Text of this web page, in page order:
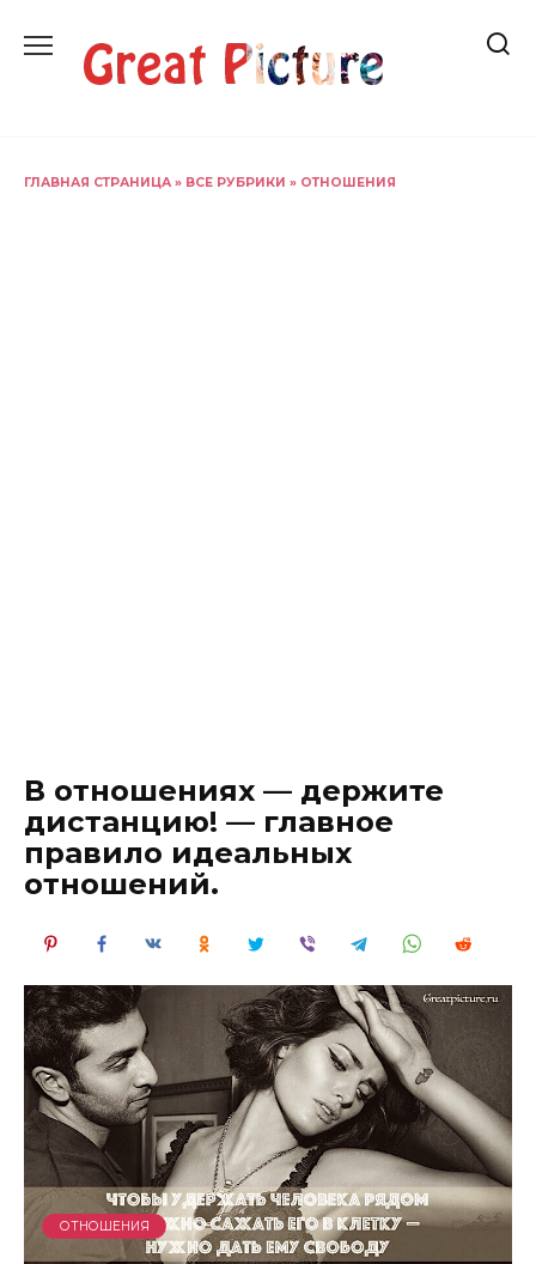
содержанию
ГЛАВНАЯ СТРАНИЦА » ВСЕ РУБРИКИ » ОТНОШЕНИЯ
В отношениях — держите
дистанцию! — главное
правило идеальных
отношений.
ОТНОШЕНИЯ